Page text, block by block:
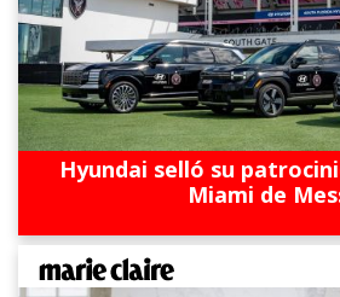
Hyundai selló su
Miami de